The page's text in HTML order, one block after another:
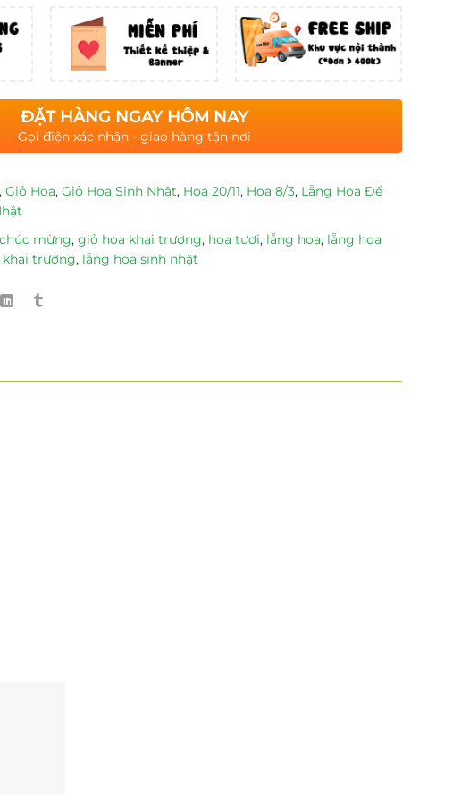
ĐẶT HÀNG NGAY HÔM NAY
Gọi điện xác nhận - giao hàng tận nơi
, Giỏ Hoa, Giỏ Hoa Sinh Nhật, Hoa 20/11, Hoa 8/3, Lẵng Hoa Để
mừng, giỏ hoa khai trương, hoa tươi, lẵng hoa, lẵng hoa
khai trương, lẵng hoa sinh nhật